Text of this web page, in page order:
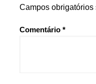
Campos obrigatórios
Comentário *